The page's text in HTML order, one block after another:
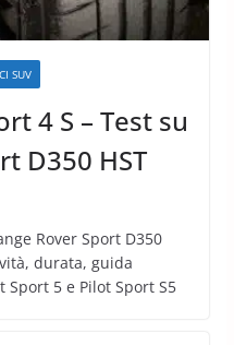
SUV
4 S – Test su
D350 HST
Rover Sport D350
durata, guida
5 e Pilot Sport S5